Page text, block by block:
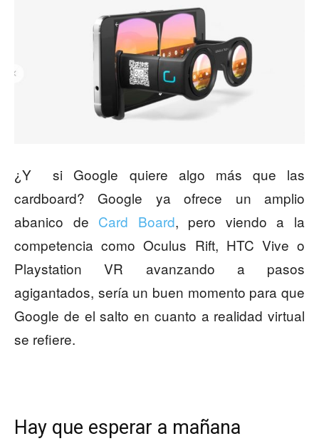
¿Y si Google quiere algo más que las
cardboard? Google ya ofrece un amplio
abanico de Card Board, pero viendo a la
competencia como Oculus Rift, HTC Vive o
Playstation VR avanzando a pasos
agigantados, sería un buen momento para que
Google de el salto en cuanto a realidad virtual
se refiere.
Hay que esperar a mañana